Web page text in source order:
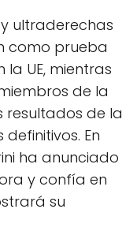
ultraderechas
como prueba
UE, mientras
de la
resultados de la
En
ha anunciado
y confía en
su